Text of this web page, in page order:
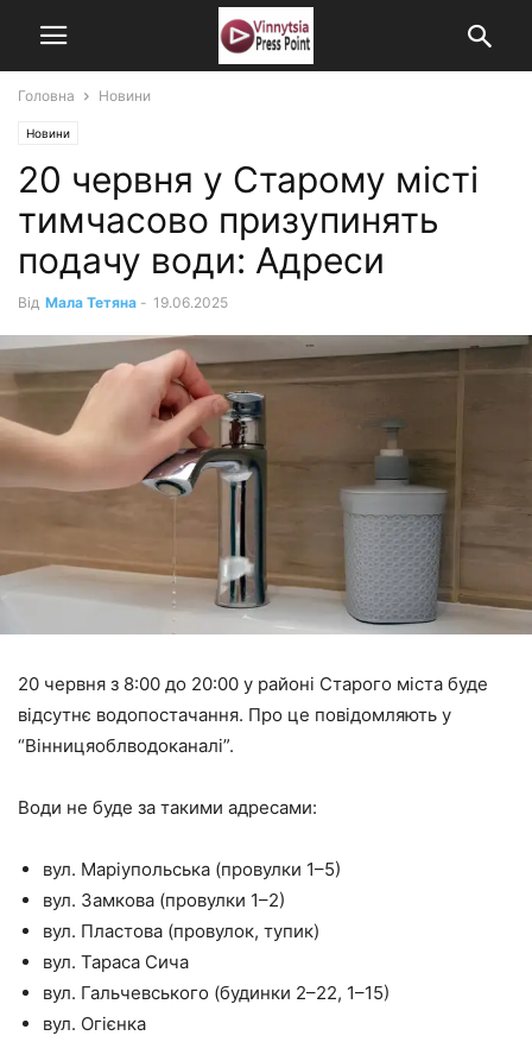
Головна Новини
Новини
20 червня у Старому місті
тимчасово призупинять
подачу води: Адреси
Від Мала Тетяна - 19.06.2025
20 червня з 8:00 до 20:00 у районі Старого міста буде
відсутнє водопостачання. Про це повідомляють у
“Вінницяоблводоканалі”.
Води не буде за такими адресами:
вул. Маріупольська (провулки 1–5)
вул. Замкова (провулки 1–2)
вул. Пластова (провулок, тупик)
вул. Тараса Сича
вул. Гальчевського (будинки 2–22, 1–15)
вул. Огієнка